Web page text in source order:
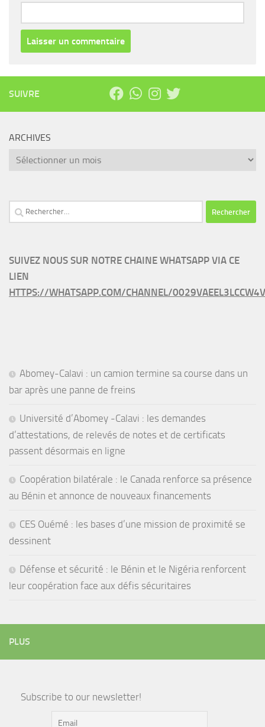
SUIVRE
ARCHIVES
Archives
Rechercher :
SUIVEZ NOUS SUR NOTRE CHAINE WHATSAPP VIA CE
LIEN
HTTPS://WHATSAPP.COM/CHANNEL/
Abomey-Calavi : un camion termine sa course dans un
bar après une panne de freins
Université d’Abomey -Calavi : les demandes
d’attestations, de relevés de notes et de certificats
passent désormais en ligne
Coopération bilatérale : le Canada renforce sa présence
au Bénin et annonce de nouveaux financements
CES Ouémé : les bases d’une mission de proximité se
dessinent
Défense et sécurité : le Bénin et le Nigéria renforcent
leur coopération face aux défis sécuritaires
PLUS
Subscribe to our newsletter!